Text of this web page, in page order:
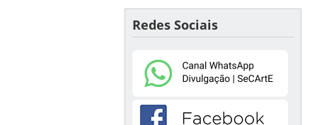
Redes Sociais